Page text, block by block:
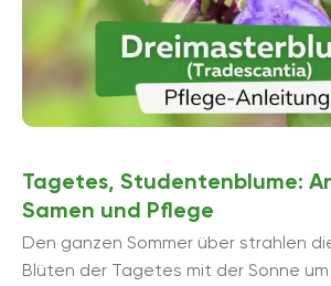
Tagetes, Studentenblume:
Samen und Pflege
Den ganzen Sommer über strahlen
Blüten der Tagetes mit der Sonne